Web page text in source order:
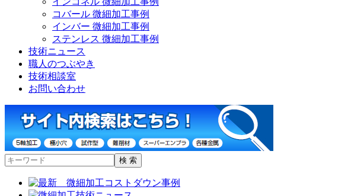
コバール 微細加工事例
インバー 微細加工事例
ステンレス 微細加工事例
技術ニュース
職人のつぶやき
技術相談室
お問い合わせ